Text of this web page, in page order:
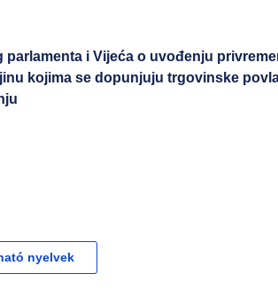
parlamenta i Vijeća o uvođenju
kojima se dopunjuju trgovinske
nyelvek